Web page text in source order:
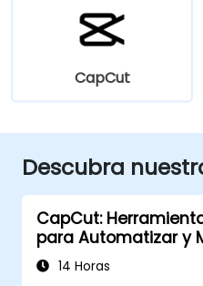
CapCut
Descubra
CapCut:
para Automatizar y
14 Horas